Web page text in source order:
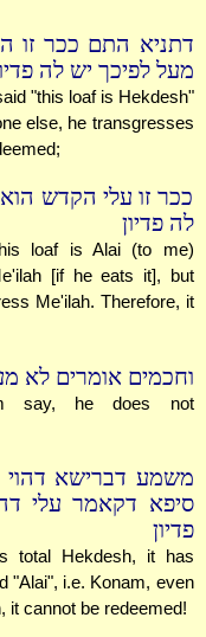
דתניא התם ככר זו
מעל לפיכך יש לה
"this loaf is Hekdesh"
else, he transgresses
ככר זו עלי הקדש
לה פדיון
loaf is Alai (to me)
[if he eats it], but
Me'ilah. Therefore, it
וחכמים אומרים לא
say, he does not
משמע דברישא דהוי
סיפא דקאמר עלי
פדיון
total Hekdesh, it has
"Alai", i.e. Konam, even
it cannot be redeemed!